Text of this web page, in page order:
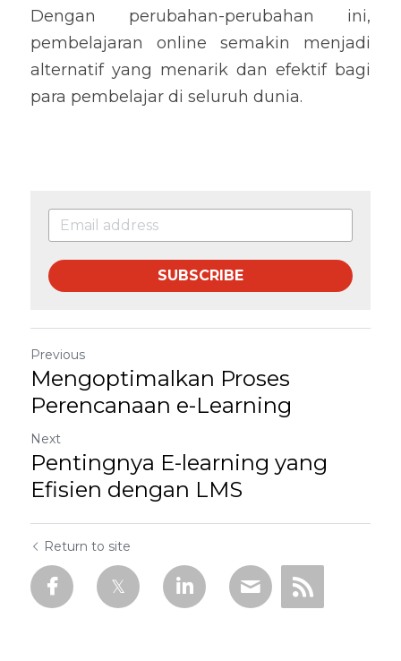
Dengan perubahan-perubahan ini,
pembelajaran online semakin menjadi
alternatif yang menarik dan efektif bagi
para pembelajar di seluruh dunia.
SUBSCRIBE
Previous
Mengoptimalkan Proses
Perencanaan e-Learning
Next
Pentingnya E-learning yang
Efisien dengan LMS
Return to site